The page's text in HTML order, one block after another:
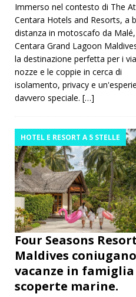
Immerso nel contesto di The
Centara Hotels and Resorts, a
distanza in motoscafo da
Centara Grand Lagoon
la destinazione perfetta per i
nozze e le coppie in cerca di
isolamento, privacy e
davvero speciale. […]
HOTEL E RESORT A 5 STELLE
Four Seasons
Maldives coniugano
vacanze in famiglia
scoperte marine.